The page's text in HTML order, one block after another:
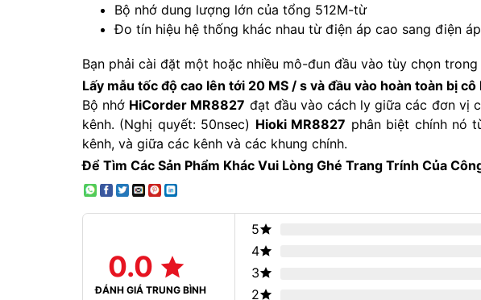
Bộ nhớ dung lượng lớn của tổng 512M-từ
Đo tín hiệu hệ thống khác nhau từ điện áp cao sang điện
Bạn phải cài đặt một hoặc nhiều mô-đun đầu vào tùy chọn
Lấy mẫu tốc độ cao lên tới 20 MS / s và đầu vào hoàn toàn bị
Bộ nhớ HiCorder MR8827 đạt đầu vào cách ly giữa các đơn vị
kênh. (Nghị quyết: 50nsec) Hioki MR8827 phân biệt chính nó
kênh, và giữa các kênh và các khung chính.
Để Tìm Các Sản Phẩm Khác Vui Lòng Ghé Trang Trính Của
0.0
ĐÁNH GIÁ TRUNG BÌNH
5
4
3
2